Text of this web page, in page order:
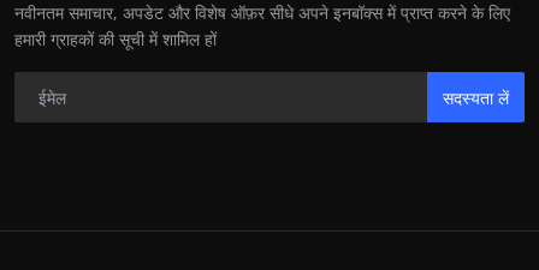
नवीनतम समाचार, अपडेट और विशेष ऑफ़र सीधे अपने इनबॉक्स में प्राप्त करने के लिए
हमारी ग्राहकों की सूची में शामिल हों
सदस्यता लें